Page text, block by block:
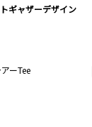
ギャザーデザイン